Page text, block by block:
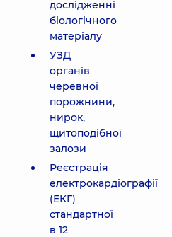
дослідженні
біологічного
матеріалу
УЗД
органів
черевної
порожнини,
нирок,
щитоподібної
залози
Реєстрація
електрокардіографії
(ЕКГ)
стандартної
в 12